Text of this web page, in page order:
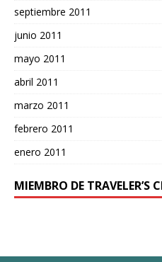
septiembre 2011
junio 2011
mayo 2011
abril 2011
marzo 2011
febrero 2011
enero 2011
MIEMBRO DE TRAVELER’S